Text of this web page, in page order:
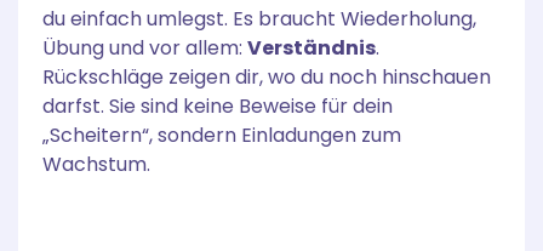
du einfach umlegst. Es braucht Wiederholung,
Übung und vor allem: Verständnis.
Rückschläge zeigen dir, wo du noch hinschauen
darfst. Sie sind keine Beweise für dein
„Scheitern“, sondern Einladungen zum
Wachstum.